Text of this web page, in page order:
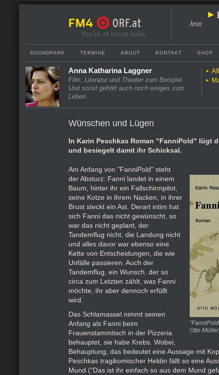
Jetzt:
SOUNDPARK TERMINE ABOUT KONTAKT SHOP
Anna Katharina Laggner
Film, Literatur und Theater zum Beispiel.
Und sonst gehört auch noch einiges zum
Leben.
Wünschen und Lügen
In Karin Peschkas Roman "FanniPold" lügt
und besiegelt damit ihr Schicksal.
Otto
Am Anfang von "FanniPold" steht
der Absturz: Fanni landet in einem
Baum, hinter ihr ein Fallschirmpilot,
seine Kotze in ihrem Nacken, in ihrer
Brust steckt ein Ast. Derart intim hat
sich Fanni das nicht gewünscht, so
war das nicht geplant, der
Tandemflug nicht, die Landung nicht
und alles davor war ebenso eine
Kette von Entscheidungen, die wie
Unfälle passieren. Auch der
Tandemflug, ein Wunsch, der so
circa zum Letzten zählt, was Fanni
möchte, ihr aber dennoch erfüllt
wird.
Das Schlamassel nimmt seinen
Anfang als Fanni beim
Frauenstammtisch in der Pizzeria
behauptet, sie habe Krebs. Wobei,
Behauptung, das bedeutet eine Aussage mit
Peschkas tragikomischer Heldin fällt so eine
Mund ("Das ist ihr einfach so aus dem Mund